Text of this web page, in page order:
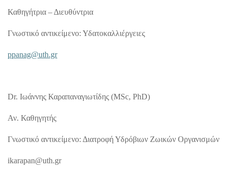
Καθηγήτρια – Διευθύντρια
Γνωστικό αντικείμενο: Υδατοκαλλιέργειες
ppanag@uth.gr
Dr. Ιωάννης Καραπαναγιωτίδης (MSc, PhD)
Αν. Καθηγητής
Γνωστικό αντικείμενο: Διατροφή Υδρόβιων Ζωικών Οργανισμών
ikarapan@uth.gr